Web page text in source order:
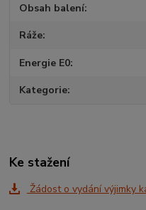
Obsah balení
Ráže
Energie E0
Kategorie
Ke stažení
Žádost o vydání výjimky